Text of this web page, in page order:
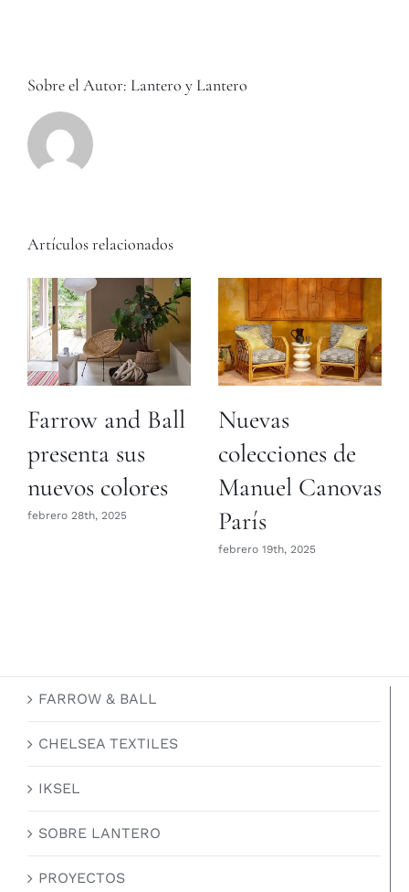
Sobre el Autor: Lantero y Lantero
Artículos relacionados
Farrow and Ball
presenta sus
nuevos colores
febrero 28th, 2025
Nuevas
colecciones de
Manuel Canovas
París
febrero 19th, 2025
FARROW & BALL
CHELSEA TEXTILES
IKSEL
SOBRE LANTERO
PROYECTOS